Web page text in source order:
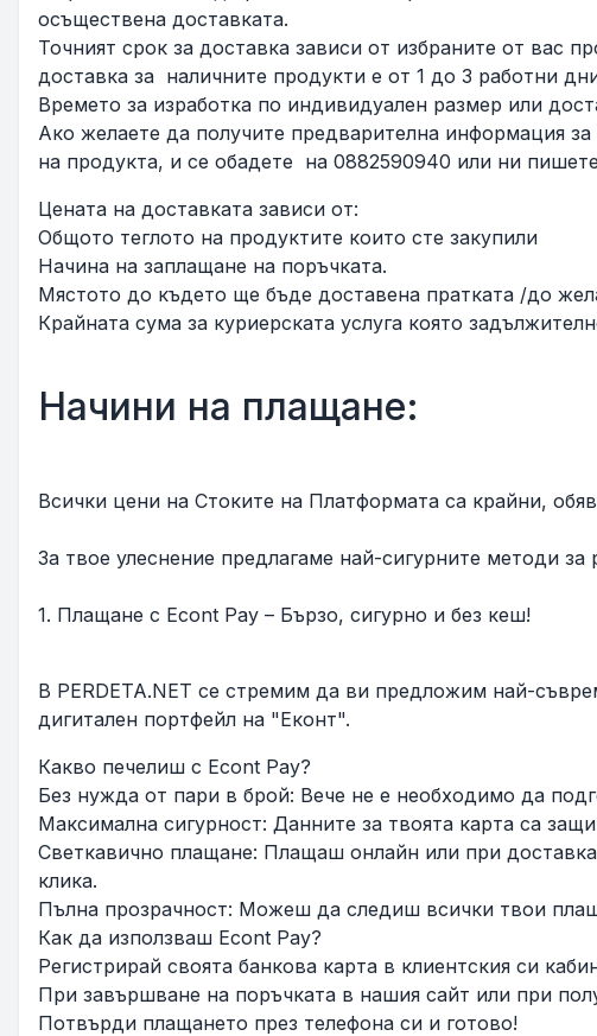
осъществена доставката.
Точният срок за доставка зависи от избраните от вас
доставка за наличните продукти e от 1 до 3 работни
Времето за изработка по индивидуален размер или
Ако желаете да получите предварителна информация
на продукта, и се обадете на 0882590940 или ни
Цената на доставката зависи от:
Общото теглото на продуктите които сте закупили
Начина на заплащане на поръчката.
Мястото до където ще бъде доставена пратката /до
Крайната сума за куриерската услуга която
Начини на плащане:
Всички цени на Стоките на Платформата са крайни,
За твое улеснение предлагаме най-сигурните методи за
1. Плащане с Econt Pay – Бързо, сигурно и без кеш!
В PERDETA.NET се стремим да ви предложим най-
дигитален портфейл на "Еконт".
Какво печелиш с Econt Pay?
Без нужда от пари в брой: Вече не е необходимо да
Максимална сигурност: Данните за твоята карта са
Светкавично плащане: Плащаш онлайн или при
клика.
Пълна прозрачност: Можеш да следиш всички твои
Как да използваш Econt Pay?
Регистрирай своята банкова карта в клиентския си
При завършване на поръчката в нашия сайт или при
Потвърди плащането през телефона си и готово!